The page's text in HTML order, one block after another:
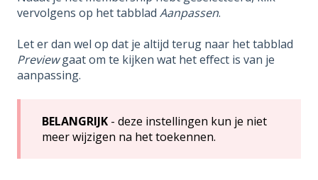
vervolgens op het tabblad Aanpassen.
Let er dan wel op dat je altijd terug naar het tabblad
Previewgaat om te kijken wat het effect is van je
aanpassing.
BELANGRIJK - deze instellingen kun je niet
meer wijzigen na het toekennen.